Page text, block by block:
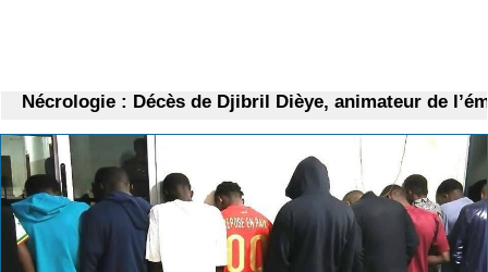
Nécrologie : Décès de Djibril Dièye, animateur de